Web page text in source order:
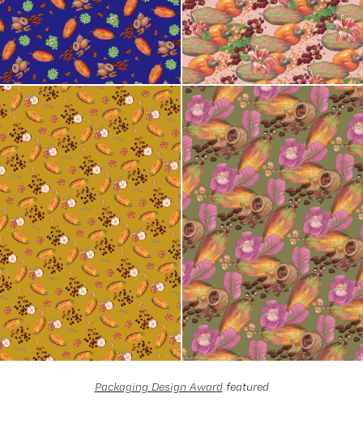
Packaging Design Awardfeatured